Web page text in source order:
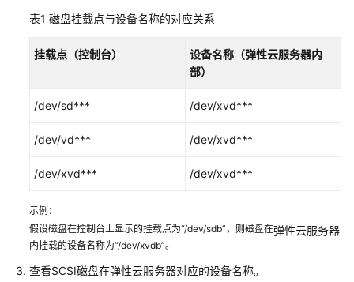
问
网
用
问
行
慢
故
障
表1 磁盘挂载点与设备名称的对应关系
挂载点（控制台） 设备名称（弹性云服务器内
部）
/dev/sd*** /dev/xvd***
/dev/vd*** /dev/xvd***
/dev/xvd*** /dev/xvd***
示例：
假设磁盘在控制台上显示的挂载点为“/dev/sdb”，则磁盘在弹性云服务器
内挂载的设备名称为“/dev/xvdb”。
查看SCSI磁盘在弹性云服务器对应的设备名称。